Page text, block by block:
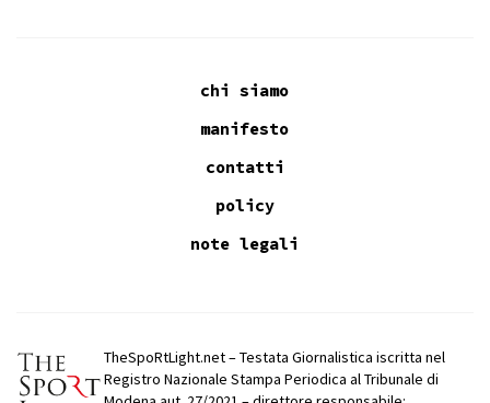
chi siamo
manifesto
contatti
policy
note legali
TheSpoRtLight.net – Testata Giornalistica iscritta nel
Registro Nazionale Stampa Periodica al Tribunale di